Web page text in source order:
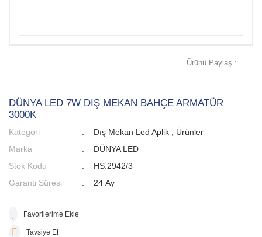
Ürünü Paylaş :
DÜNYA LED 7W DIŞ MEKAN BAHÇE ARMATÜR
3000K
Kategori Dış Mekan Led Aplik
Ürünler
Marka
DÜNYA LED
Stok Kodu
HS.2942/3
Garanti Süresi
24 Ay
Tavsiye Et